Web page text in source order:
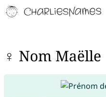
♀ Nom Maëlle